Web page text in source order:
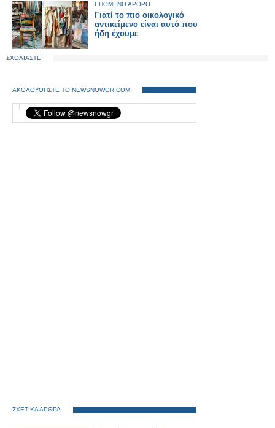
ΕΠΟΜΕΝΟ ΑΡΘΡΟ
Γιατί το πιο οικολογικό
αντικείμενο είναι αυτό που
ήδη έχουμε
ΣΧΟΛΙΑΣΤΕ
ΑΚΟΛΟΥΘΗΣΤΕ ΤΟ NEWSNOWGR.COM
ΣΧΕΤΙΚΑ ΑΡΘΡΑ